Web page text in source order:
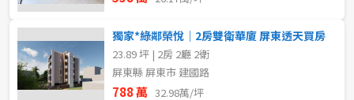
獨家*綠鄰榮悅｜2房雙衛華廈 屏東透天買房
23.89 坪 | 2房 2廳 2衛
屏東縣 屏東市 建國路
788 萬 32.98萬/坪